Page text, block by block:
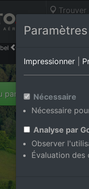
panier int.
Impressionner
Nécessaire
Nécessaire
Analyse par
Observer
Évaluation des